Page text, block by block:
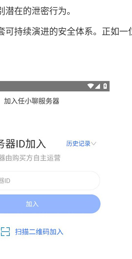
在的泄密行为。
持续演进的安全体系。正如